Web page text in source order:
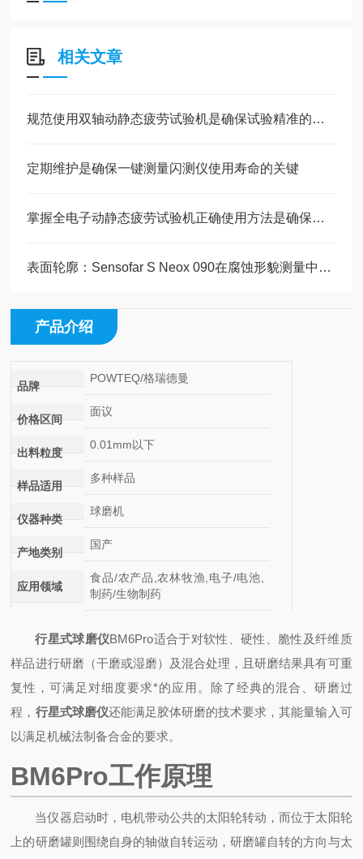
相关文章
规范使用双轴动静态疲劳试验机是确保试验精准的前提
定期维护是确保一键测量闪测仪使用寿命的关键
掌握全电子动静态疲劳试验机正确使用方法是确保测试数据准确性的关键
表面轮廓：Sensofar S Neox 090在腐蚀形貌测量中的应用
产品介绍
品牌
POWTEQ/格瑞德曼
价格区间
面议
出料粒度
0.01mm以下
样品适用
多种样品
仪器种类
球磨机
产地类别
国产
应用领域
食品/农产品,农林牧渔,电子/电池,
制药/生物制药
行星式球磨仪BM6Pro适合于对软性、硬性、脆性及纤维质
样品进行研磨（干磨或湿磨）及混合处理，且研磨结果具有可重
复性，可满足对细度要求*的应用。除了经典的混合、研磨过
程， 行星式球磨仪还能满足胶体研磨的技术要求，其能量输入可
以满足机械法制备合金的要求。
BM6Pro工作原理
当仪器启动时，电机带动公共的太阳轮转动，而位于太阳轮
上的研磨罐则围绕自身的轴做自转运动，研磨罐自转的方向与太